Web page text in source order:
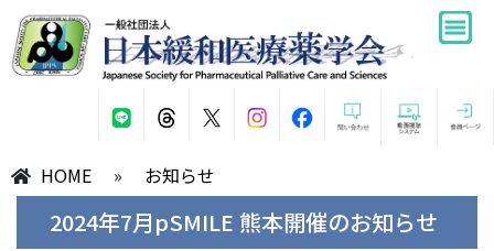
HOME » お知らせ
2024年7月pSMILE 熊本開催のお知らせ